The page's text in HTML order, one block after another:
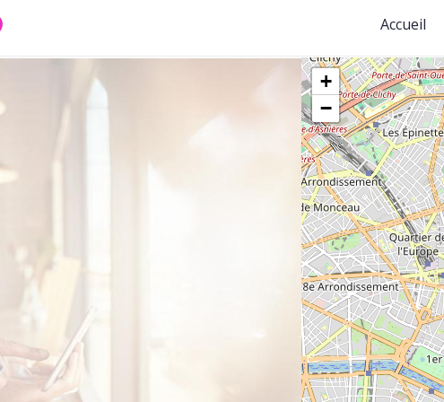
Accueil
+
−